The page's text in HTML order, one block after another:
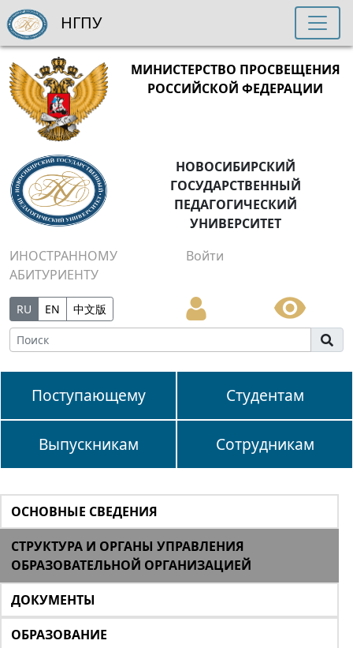
МИНИСТЕРСТВО ПРОСВЕЩЕНИЯ
РОССИЙСКОЙ ФЕДЕРАЦИИ
НОВОСИБИРСКИЙ
ГОСУДАРСТВЕННЫЙ
ПЕДАГОГИЧЕСКИЙ
УНИВЕРСИТЕТ
ИНОСТРАННОМУ
АБИТУРИЕНТУ
Войти
RU EN 中文版
Поступающему Студентам
Выпускникам Сотрудникам
НГПУ
ОСНОВНЫЕ СВЕДЕНИЯ
СТРУКТУРА И ОРГАНЫ УПРАВЛЕНИЯ
ОБРАЗОВАТЕЛЬНОЙ ОРГАНИЗАЦИЕЙ
ДОКУМЕНТЫ
ОБРАЗОВАНИЕ